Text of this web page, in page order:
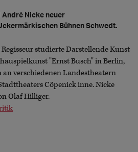
Nicke neuer
Bühnen Schwedt.
studierte Darstellende Kunst
"Ernst Busch" in Berlin,
verschiedenen Landestheatern
Cöpenick inne. Nicke
Olaf Hilliger.